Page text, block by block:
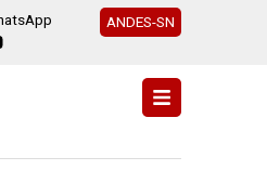
ANDES-SN